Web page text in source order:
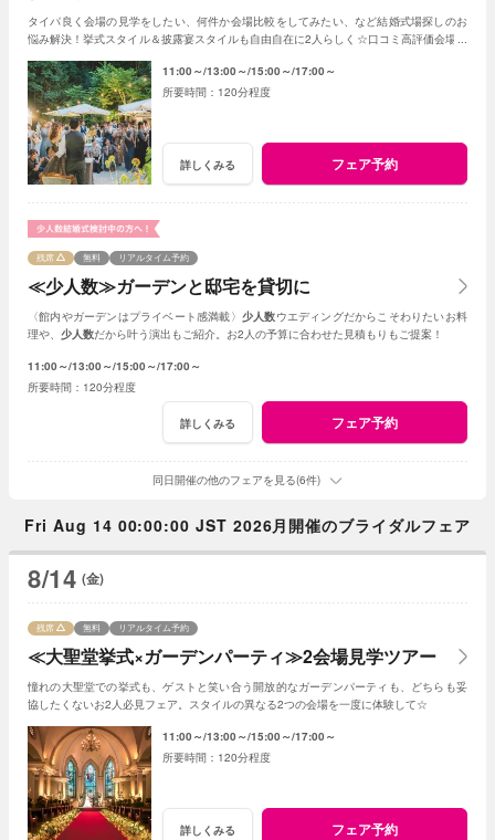
タイパ良く会場の見学をしたい、何件か会場比較をしてみたい、など結婚式場探しのお
悩み解決！挙式スタイル＆披露宴スタイルも自由自在に2人らしく☆口コミ高評価会場を
11:00～ 13:00～ 15:00～ 17:00～
120分程度
詳しくみる フェア予約
≪少人数≫ガーデンと邸宅を貸切に
残席 無料 リアルタイム予約
〈館内やガーデンはプライベート感満載〉 少人数ウエディングだからこそわりたいお料
理や、 少人数だから叶う演出もご紹介。お2人の予算に合わせた見積もりもご提案！
11:00～ 13:00～ 15:00～ 17:00～
120分程度
詳しくみる フェア予約
同日開催の他のフェアを見る(6件)
Fri Aug 14 00:00:00 JST 2026月開催のブライダルフェア
8/14 (金)
≪大聖堂挙式×ガーデンパーティ≫2会場見学ツアー
残席 無料 リアルタイム予約
憧れの大聖堂での挙式も、ゲストと笑い合う開放的なガーデンパーティも、どちらも妥
協したくないお2人必見フェア。スタイルの異なる2つの会場を一度に体験して☆
11:00～ 13:00～ 15:00～ 17:00～
120分程度
詳しくみる フェア予約